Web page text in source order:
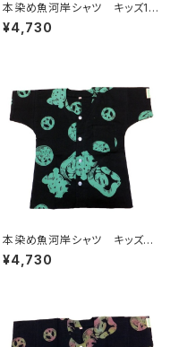
本染め魚河岸シャツ キッズ10
0サイズ 認定証付き 木綿
晒 麻の葉柄 黒×ミント 子
いちシャツ 焼津 浜通り 港
町
¥4,730
本染め魚河岸シャツ キッズ用1
00サイズ 認定証付き 木綿
晒 平和柄 黒×ミント 子供
いちシャツ 焼津 浜通り 港
町
¥4,730